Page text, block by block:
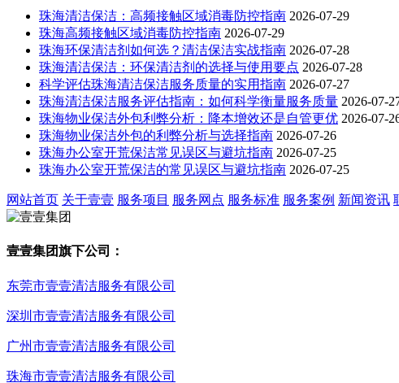
珠海清洁保洁：高频接触区域消毒防控指南 2026-07-29
珠海高频接触区域消毒防控指南 2026-07-29
珠海环保清洁剂如何选？清洁保洁实战指南 2026-07-28
珠海清洁保洁：环保清洁剂的选择与使用要点 2026-07-28
科学评估珠海清洁保洁服务质量的实用指南 2026-07-27
珠海清洁保洁服务评估指南：如何科学衡量服务质量 2026-07-
珠海物业保洁外包利弊分析：降本增效还是自管更优 2026-07-
珠海物业保洁外包的利弊分析与选择指南 2026-07-26
珠海办公室开荒保洁常见误区与避坑指南 2026-07-25
珠海办公室开荒保洁的常见误区与避坑指南 2026-07-25
网站首页 关于壹壹 服务项目 服务网点 服务标准 服务案例 新闻资讯
壹壹集团旗下公司：
东莞市壹壹清洁服务有限公司
深圳市壹壹清洁服务有限公司
广州市壹壹清洁服务有限公司
珠海市壹壹清洁服务有限公司